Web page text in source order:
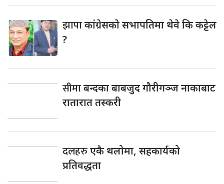
झापाकांंग्रेसकाे सभापतिमा थेवे कि कट्टेल
?
सीमाबन्दका बाबजुद गौरीगञ्ज नाकाबाट
रातारात तस्करी
दलहरुएकै थलोमा, सहकार्यको
प्रतिवद्धता